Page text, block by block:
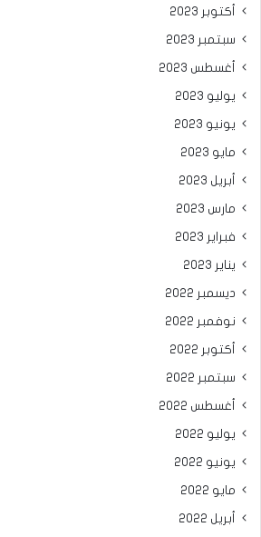
أكتوبر 2023
سبتمبر 2023
أغسطس 2023
يوليو 2023
يونيو 2023
مايو 2023
أبريل 2023
مارس 2023
فبراير 2023
يناير 2023
ديسمبر 2022
نوفمبر 2022
أكتوبر 2022
سبتمبر 2022
أغسطس 2022
يوليو 2022
يونيو 2022
مايو 2022
أبريل 2022